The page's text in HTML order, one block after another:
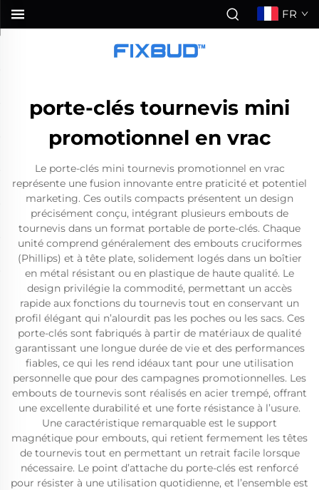
FR
porte-clés tournevis mini
promotionnel en vrac
Le porte-clés mini tournevis promotionnel en vrac
représente une fusion innovante entre praticité et potentiel
marketing. Ces outils compacts présentent un design
précisément conçu, intégrant plusieurs embouts de
tournevis dans un format portable de porte-clés. Chaque
unité comprend généralement des embouts cruciformes
(Phillips) et à tête plate, solidement logés dans un boîtier
en métal résistant ou en plastique de haute qualité. Le
design privilégie la commodité, permettant un accès
rapide aux fonctions du tournevis tout en conservant un
profil élégant qui n’alourdit pas les poches ou les sacs. Ces
porte-clés sont fabriqués à partir de matériaux de qualité
garantissant une longue durée de vie et des performances
fiables, ce qui les rend idéaux tant pour une utilisation
personnelle que pour des campagnes promotionnelles. Les
embouts de tournevis sont réalisés en acier trempé, offrant
une excellente durabilité et une forte résistance à l’usure.
Une caractéristique remarquable est le support
magnétique pour embouts, qui retient fermement les têtes
de tournevis tout en permettant un retrait facile lorsque
nécessaire. Le point d’attache du porte-clés est renforcé
pour résister à une utilisation quotidienne, et l’ensemble est